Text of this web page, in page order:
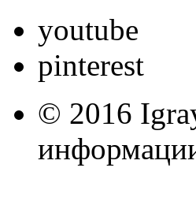
youtube
pinterest
© 2016